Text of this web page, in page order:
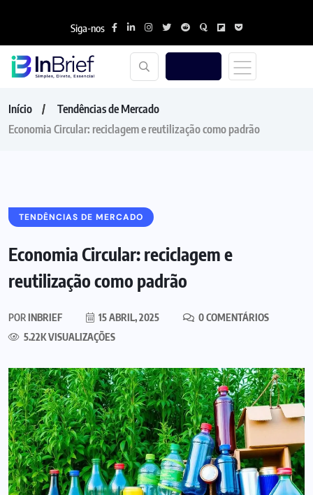
Siga-nos
Início
Tendências de Mercado
Economia Circular: reciclagem e reutilização como padrão
TENDÊNCIAS DE MERCADO
Economia Circular: reciclagem e
reutilização como padrão
PORINBRIEF 15 ABRIL, 2025
0 COMENTÁRIOS
5.22K VISUALIZAÇÕES